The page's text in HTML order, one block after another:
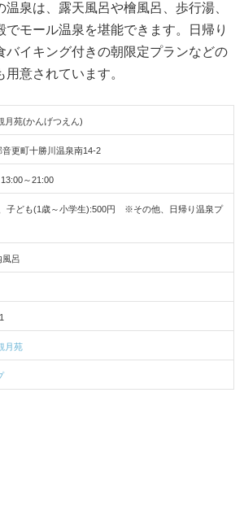
泉は、露天風呂や檜風呂、歩行湯、
でモール温泉を堪能できます。日帰り
バイキング付きの朝限定プランなどの
意されています。
月苑(かんげつえん)
更町十勝川温泉南14-2
～21:00
子ども(1歳～小学生):500円 ※その他、日帰り温泉プ
風呂
月苑